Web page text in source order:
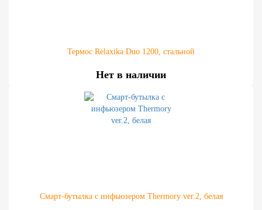
Термос Relaxika Duo 1200, стальной
Нет в наличии
Смарт-бутылка с инфьюзером Thermory ver.2, белая